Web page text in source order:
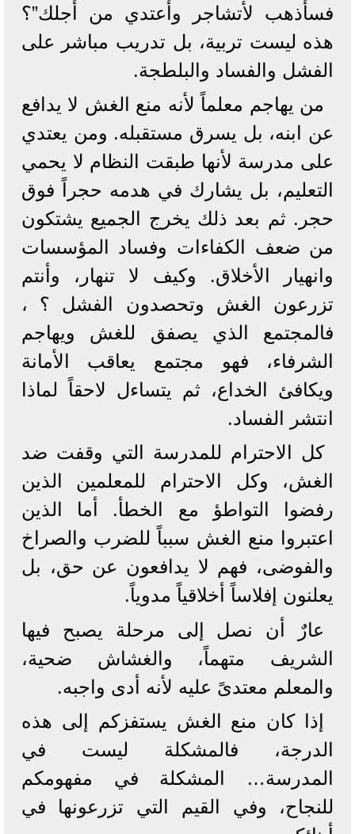
فسأذهب لأتشاجر وأعتدي من أجلك”؟
هذه ليست تربية، بل تدريب مباشر على
الفشل والفساد والبلطجة.
من يهاجم معلماً لأنه منع الغش لا يدافع
عن ابنه، بل يسرق مستقبله. ومن يعتدي
على مدرسة لأنها طبقت النظام لا يحمي
التعليم، بل يشارك في هدمه حجراً فوق
حجر. ثم بعد ذلك يخرج الجميع يشتكون
من ضعف الكفاءات وفساد المؤسسات
وانهيار الأخلاق. وكيف لا تنهار، وأنتم
تزرعون الغش وتحصدون الفشل ؟ ،
فالمجتمع الذي يصفق للغش ويهاجم
الشرفاء، فهو مجتمع يعاقب الأمانة
ويكافئ الخداع، ثم يتساءل لاحقاً لماذا
انتشر الفساد.
كل الاحترام للمدرسة التي وقفت ضد
الغش، وكل الاحترام للمعلمين الذين
رفضوا التواطؤ مع الخطأ. أما الذين
اعتبروا منع الغش سبباً للضرب والصراخ
والفوضى، فهم لا يدافعون عن حق، بل
يعلنون إفلاساً أخلاقياً مدوياً.
عارٌ أن نصل إلى مرحلة يصبح فيها
الشريف متهماً، والغشاش ضحية،
والمعلم معتدىً عليه لأنه أدى واجبه.
إذا كان منع الغش يستفزكم إلى هذه
الدرجة، فالمشكلة ليست في
المدرسة… المشكلة في مفهومكم
للنجاح، وفي القيم التي تزرعونها في